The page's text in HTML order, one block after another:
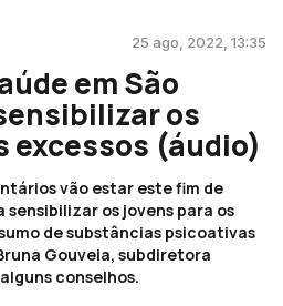
25 ago, 2022, 13:35
em São
os
excessos (áudio)
vão estar este fim de
sensibilizar os jovens para os
de substâncias psicoativas
Gouveia, subdiretora
conselhos.